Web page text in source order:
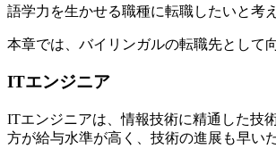
語学力を生かせる職種に転職したいと考
本章では、バイリンガルの転職先として
ITエンジニア
ITエンジニアは、情報技術に精通した技
方が給与水準が高く、技術の進展も早い